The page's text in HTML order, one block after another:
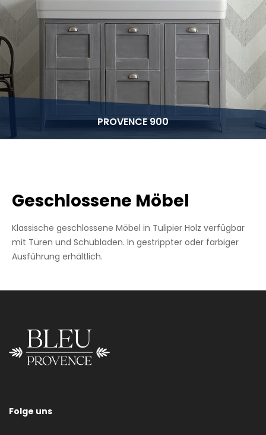
PROVENCE 900
Geschlossene Möbel
Klassische geschlossene Möbel in Tulipier Holz verfügbar
mit Türen und Schubladen. In gestrippter oder farbiger
Ausführung erhältlich.
Folge uns